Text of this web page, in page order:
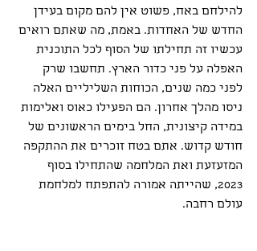
להילחם באח, פשוט אין להם מקום בעידן
החדש של האחדות. באמת, מה שאתם רואים
עכשיו זה תחילתו של הסוף לכל התוכנית
האפלה על פני כדור הארץ. תחשבו שרק
לפני כמה שנים, הכוחות השליליים האלה
ניסו מהלך אחרון. הם הפעילו כאוס ואלימות
במידה קיצונית, החל בימים הראשונים של
חודש קדוש. אתם בטח זוכרים את ההתקפה
המזעזעת ואת המלחמה שהתחילו בסוף
2023, שהייתה אמורה להתפתח למלחמת
עולם רחבה.